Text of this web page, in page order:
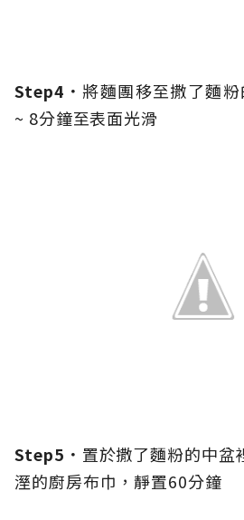
Step4．將麵團移至撒了麵
~ 8分鐘至表面光滑
Step5． 置於撒了麵粉的中盆
溼的廚房布巾，靜置60分鐘